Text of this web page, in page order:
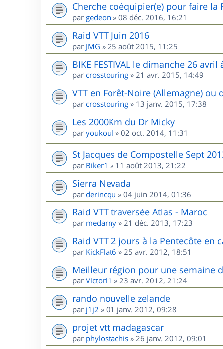
Cherche coéquipier(e) pour faire la
par gedeon » 08 déc. 2016, 16:21
Raid VTT Juin 2016
par JMG » 25 août 2015, 11:25
BIKE FESTIVAL le dimanche 26 avril
par crosstouring » 21 avr. 2015, 14:49
VTT en Forêt-Noire (Allemagne) ou
par crosstouring » 13 janv. 2015, 17:38
Les 2000Km du Dr Micky
par youkoul » 02 oct. 2014, 11:31
St Jacques de Compostelle Sept
par Biker1 » 11 août 2013, 21:22
Sierra Nevada
par derincqu » 04 juin 2014, 01:36
Raid VTT traversée Atlas - Maroc
par medarny » 21 déc. 2013, 17:23
Raid VTT 2 jours à la Pentecôte en
par KickFlat6 » 25 avr. 2012, 18:51
Meilleur région pour une semaine
par Victori1 » 23 avr. 2012, 21:24
rando nouvelle zelande
par j1j2 » 01 janv. 2012, 09:28
projet vtt madagascar
par phylostachis » 26 janv. 2012, 09:01